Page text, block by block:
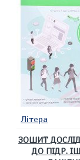
Літера
ЗОШИТ
ДО ПІДР.